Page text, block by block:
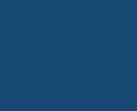
in a new window)